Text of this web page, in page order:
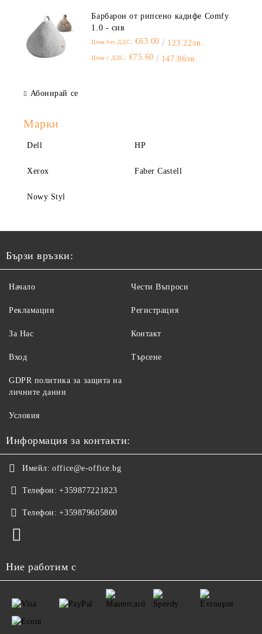
Барбарон от рипсено кадифе Comfy
1.0 - сив
Цена без ДДС: €63.00 123.22лв.
Цена с ДДС: €75.60 147.86лв.
Абонирай се
Марки
Dell HP
Xerox Faber Castell
Nowy Styl
Бързи връзки:
Начало
Рекламации
За Нас
Вход
Чести Въпроси
Регистрация
Контакт
Търсене
GDPR политика за защита на
личните данни
Условия
Информация за контакти:
Имейл: office@e-office.bg
Телефон: +359877221823
Телефон: +359879605800
Ние работим с